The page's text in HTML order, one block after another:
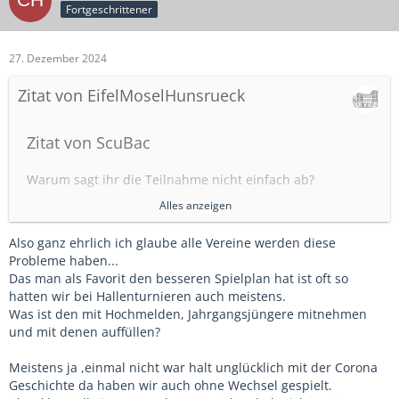
Fortgeschrittener
27. Dezember 2024
Zitat von EifelMoselHunsrueck
Zitat von ScuBac
Warum sagt ihr die Teilnahme nicht einfach ab?
Weil wir letztes Jahr schon nicht teilnehmen konnten
(Grippewelle) und die Kiddies die da sind sich wirklich drauf
freuen.
Und weil die nichts dafür können das beim Kreis nicht von
der Wand zur Tapete gedacht wird.
Naja 4×10 Minuten kann eigentlich jeder spielen
Alles anzeigen
Also ganz ehrlich ich glaube alle Vereine werden diese
Probleme haben...
Das man als Favorit den besseren Spielplan hat ist oft so
hatten wir bei Hallenturnieren auch meistens.
Was ist den mit Hochmelden, Jahrgangsjüngere mitnehmen
und mit denen auffüllen?
Meistens ja ,einmal nicht war halt unglücklich mit der Corona
Geschichte da haben wir auch ohne Wechsel gespielt.